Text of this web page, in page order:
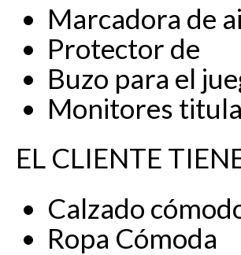
Marcadora de
Protector de
Buzo para el
Monitores
EL CLIENTE
Calzado
Ropa Cómoda